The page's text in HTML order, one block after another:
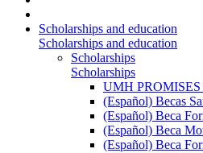
Scholarships and education
Scholarships and education
Scholarships
Scholarships
UMH PROMISES
(Español) Becas
(Español) Beca
(Español) Beca
(Español) Beca